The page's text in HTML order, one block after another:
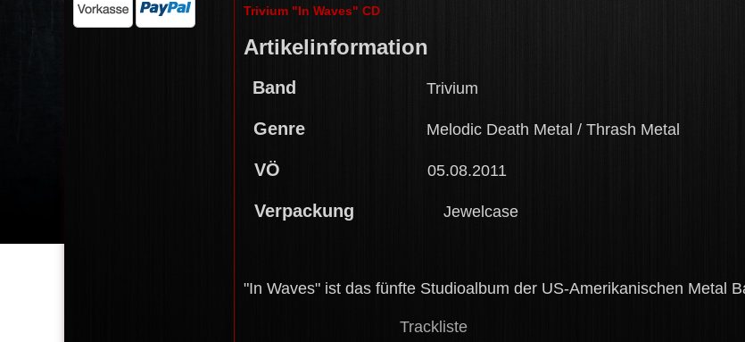
Trivium "In Waves" CD
Artikelinformation
Band Trivium
Genre Melodic Death Metal /
VÖ 05.08.2011
Verpackung Jewelcase
"In Waves" ist das fünfte Studioalbum der US-Amerikanischen Metal
Trackliste